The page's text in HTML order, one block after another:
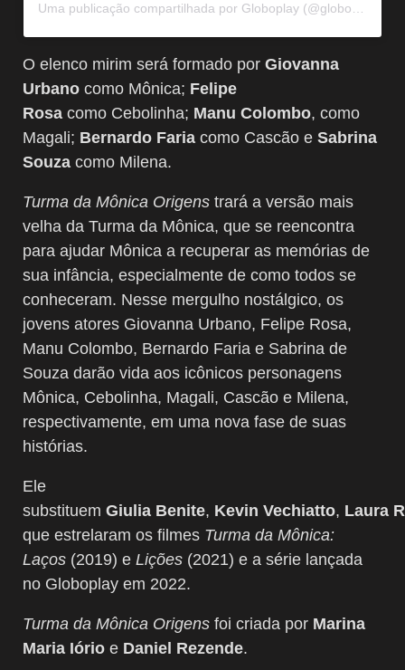
O elenco mirim será formado por Giovanna
Urbano como Mônica; Felipe
Rosa como Cebolinha; Manu Colombo, como
Magali; Bernardo Faria como Cascão e Sabrina
Souza como Milena.
Turma da Mônica Origens trará a versão mais
velha da Turma da Mônica, que se reencontra
para ajudar Mônica a recuperar as memórias de
sua infância, especialmente de como todos se
conheceram. Nesse mergulho nostálgico, os
jovens atores Giovanna Urbano, Felipe Rosa,
Manu Colombo, Bernardo Faria e Sabrina de
Souza darão vida aos icônicos personagens
Mônica, Cebolinha, Magali, Cascão e Milena,
respectivamente, em uma nova fase de suas
histórias.
Ele
substituem Giulia Benite, Kevin Vechiatto, Laura
que estrelaram os filmes Turma da Mônica:
Laços (2019) e Lições (2021) e a série lançada
no Globoplay em 2022.
Turma da Mônica Origens foi criada por Marina
Maria Iório e Daniel Rezende.